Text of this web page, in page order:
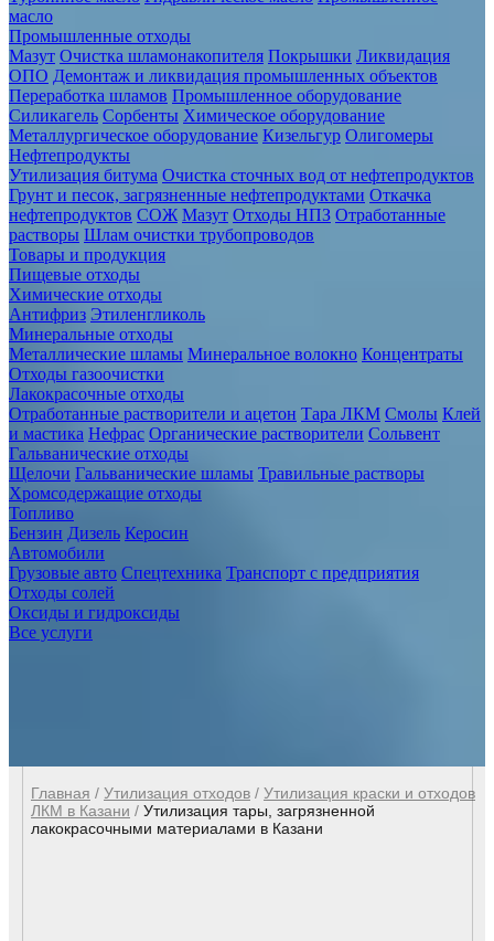
масло
Промышленные отходы
Мазут Очистка шламонакопителя Покрышки Ликвидация
ОПО Демонтаж и ликвидация промышленных объектов
Переработка шламов Промышленное оборудование
Силикагель Сорбенты Химическое оборудование
Металлургическое оборудование Кизельгур Олигомеры
Нефтепродукты
Утилизация битума Очистка сточных вод от нефтепродуктов
Грунт и песок, загрязненные нефтепродуктами Откачка
нефтепродуктов СОЖ Мазут Отходы НПЗ Отработанные
растворы Шлам очистки трубопроводов
Товары и продукция
Пищевые отходы
Химические отходы
Антифриз Этиленгликоль
Минеральные отходы
Металлические шламы Минеральное волокно Концентраты
Отходы газоочистки
Лакокрасочные отходы
Отработанные растворители и ацетон Тара ЛКМ Смолы Клей
и мастика Нефрас Органические растворители Сольвент
Гальванические отходы
Щелочи Гальванические шламы Травильные растворы
Хромсодержащие отходы
Топливо
Бензин Дизель Керосин
Автомобили
Грузовые авто Спецтехника Транспорт с предприятия
Отходы солей
Оксиды и гидроксиды
Все услуги
Главная / Утилизация отходов / Утилизация краски и отходов
ЛКМ в Казани / Утилизация тары, загрязненной
лакокрасочными материалами в Казани